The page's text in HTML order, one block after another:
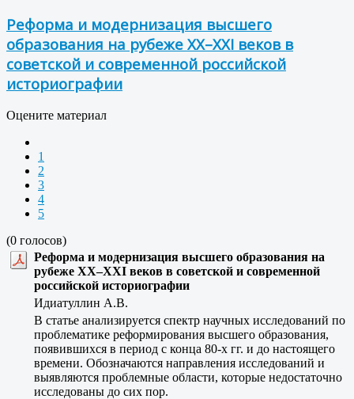
Реформа и модернизация высшего
образования на рубеже XX–XXI веков в
советской и современной российской
историографии
Оцените материал
1
2
3
4
5
(0 голосов)
Реформа и модернизация высшего образования на
рубеже XX–XXI веков в советской и современной
российской историографии
Идиатуллин А.В.
В статье анализируется спектр научных исследований по
проблематике реформирования высшего образования,
появившихся в период с конца 80-х гг. и до настоящего
времени. Обозначаются направления исследований и
выявляются проблемные области, которые недостаточно
исследованы до сих пор.